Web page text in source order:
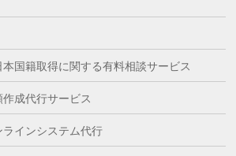
本国籍取得に関する有料相談サービス
成代行サービス
ラインシステム代行